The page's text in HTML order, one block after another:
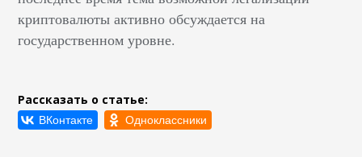
криптовалюты активно обсуждается на
государственном уровне.
Рассказать о статье: